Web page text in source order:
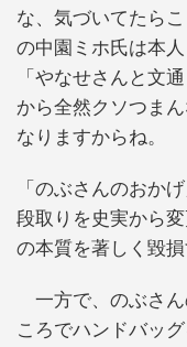
な、気づいてたら
の中園ミホ氏は本
「やなせさんと文
から全然クソつま
なりますからね。
「のぶさんのおか
段取りを史実から
の本質を著しく毀
一方で、のぶさん
ころでハンドバッ